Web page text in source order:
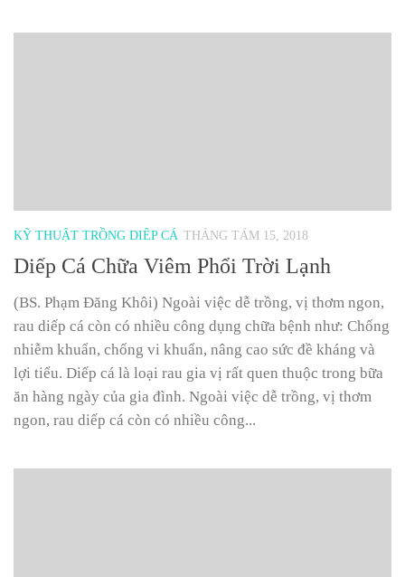
KỸ THUẬT TRỒNG DIÊP CÁ THÁNG TÁM 15, 2018
Diếp Cá Chữa Viêm Phổi Trời Lạnh
(BS. Phạm Đăng Khôi) Ngoài việc dễ trồng, vị thơm ngon,
rau diếp cá còn có nhiều công dụng chữa bệnh như: Chống
nhiễm khuẩn, chống vi khuẩn, nâng cao sức đề kháng và
lợi tiểu. Diếp cá là loại rau gia vị rất quen thuộc trong bữa
ăn hàng ngày của gia đình. Ngoài việc dễ trồng, vị thơm
ngon, rau diếp cá còn có nhiều công...